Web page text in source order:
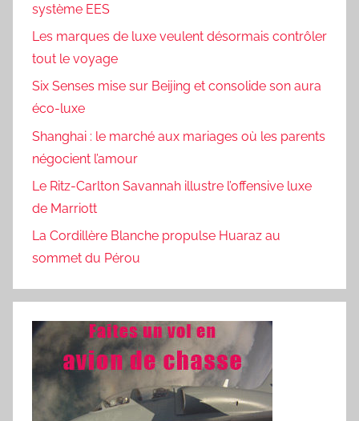
système EES
Les marques de luxe veulent désormais contrôler
tout le voyage
Six Senses mise sur Beijing et consolide son aura
éco-luxe
Shanghai : le marché aux mariages où les parents
négocient l’amour
Le Ritz-Carlton Savannah illustre l’offensive luxe
de Marriott
La Cordillère Blanche propulse Huaraz au
sommet du Pérou